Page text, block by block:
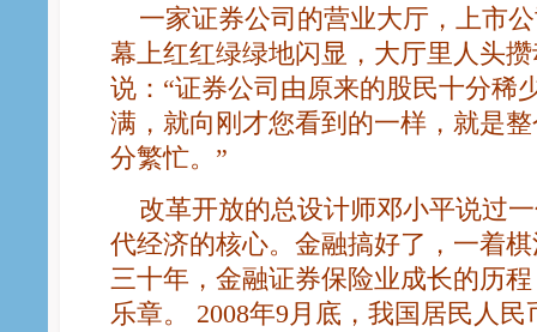
一家证券公司的营业大厅，上市
幕上红红绿绿地闪显，大厅里人头
说：“证券公司由原来的股民十分稀
满，就向刚才您看到的一样，就是
分繁忙。”
改革开放的总设计师邓小平说过
代经济的核心。金融搞好了，一着
三十年，金融证券保险业成长的历
乐章。 2008年9月底，我国居民人